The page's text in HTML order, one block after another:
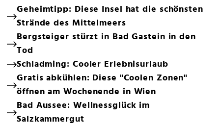
Geheimtipp: Diese Insel hat die schönsten
Strände des Mittelmeers
Bergsteiger stürzt in Bad Gastein in den
Tod
Schladming: Cooler Erlebnisurlaub
Gratis abkühlen: Diese "Coolen Zonen"
öffnen am Wochenende in Wien
Bad Aussee: Wellnessglück im
Salzkammergut